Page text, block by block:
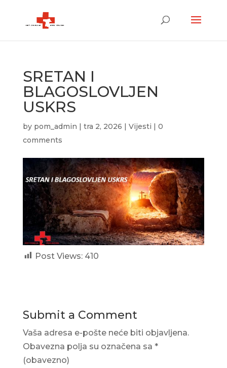
SRETAN I
BLAGOSLOVLJEN
USKRS
by pom_admin | tra 2, 2026 | Vijesti | 0
comments
Post Views: 410
Submit a Comment
Vaša adresa e-pošte neće biti objavljena.
Obavezna polja su označena sa *
(obavezno)